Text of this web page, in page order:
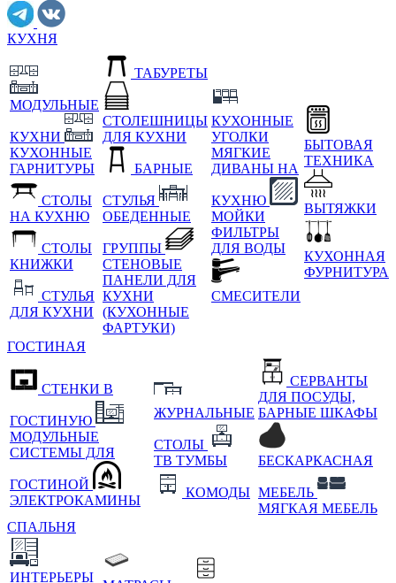
КУХНЯ
МОДУЛЬНЫЕ
КУХНИ
КУХОННЫЕ
ГАРНИТУРЫ
СТОЛЫ
НА КУХНЮ
СТОЛЫ
КНИЖКИ
СТУЛЬЯ
ДЛЯ КУХНИ
ТАБУРЕТЫ
СТОЛЕШНИЦЫ
ДЛЯ КУХНИ
БАРНЫЕ
СТУЛЬЯ
ОБЕДЕННЫЕ
ГРУППЫ
СТЕНОВЫЕ
ПАНЕЛИ ДЛЯ
КУХНИ
(КУХОННЫЕ
ФАРТУКИ)
КУХОННЫЕ
УГОЛКИ
МЯГКИЕ
ДИВАНЫ НА
КУХНЮ
МОЙКИ
ФИЛЬТРЫ
ДЛЯ ВОДЫ
СМЕСИТЕЛИ
БЫТОВАЯ
ТЕХНИКА
ВЫТЯЖКИ
КУХОННАЯ
ФУРНИТУРА
ГОСТИНАЯ
СТЕНКИ В
ГОСТИНУЮ
МОДУЛЬНЫЕ
СИСТЕМЫ ДЛЯ
ГОСТИНОЙ
ЭЛЕКТРОКАМИНЫ
ЖУРНАЛЬНЫЕ
СТОЛЫ
ТВ ТУМБЫ
КОМОДЫ
СЕРВАНТЫ
ДЛЯ ПОСУДЫ,
БАРНЫЕ ШКАФЫ
БЕСКАРКАСНАЯ
МЕБЕЛЬ
МЯГКАЯ МЕБЕЛЬ
СПАЛЬНЯ
ИНТЕРЬЕРЫ